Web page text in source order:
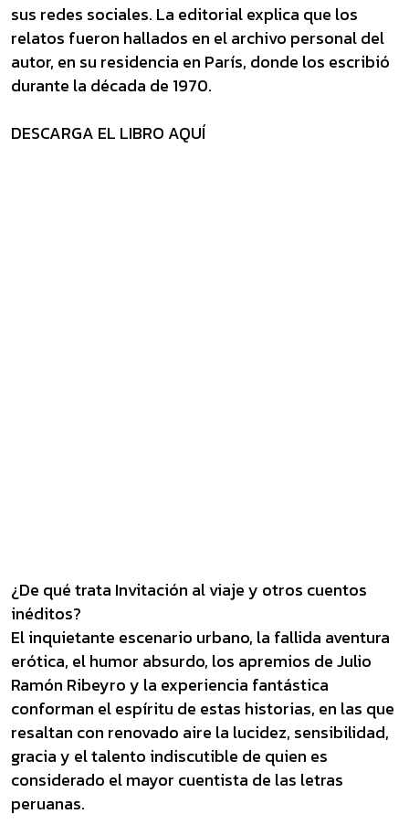
sus redes sociales. La editorial explica que los
relatos fueron hallados en el archivo personal del
autor, en su residencia en París, donde los escribió
durante la década de 1970.
DESCARGA EL LIBRO AQUÍ
¿De qué trata Invitación al viaje y otros cuentos
inéditos?
El inquietante escenario urbano, la fallida aventura
erótica, el humor absurdo, los apremios de Julio
Ramón Ribeyro y la experiencia fantástica
conforman el espíritu de estas historias, en las que
resaltan con renovado aire la lucidez, sensibilidad,
gracia y el talento indiscutible de quien es
considerado el mayor cuentista de las letras
peruanas.